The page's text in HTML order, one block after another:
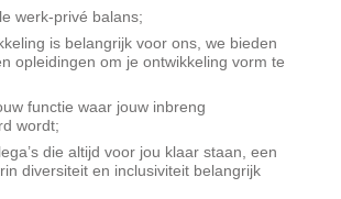
werk-privé balans;
is belangrijk voor ons, we bieden
opleidingen om je ontwikkeling vorm te
functie waar jouw inbreng
wordt;
die altijd voor jou klaar staan, een
diversiteit en inclusiviteit belangrijk